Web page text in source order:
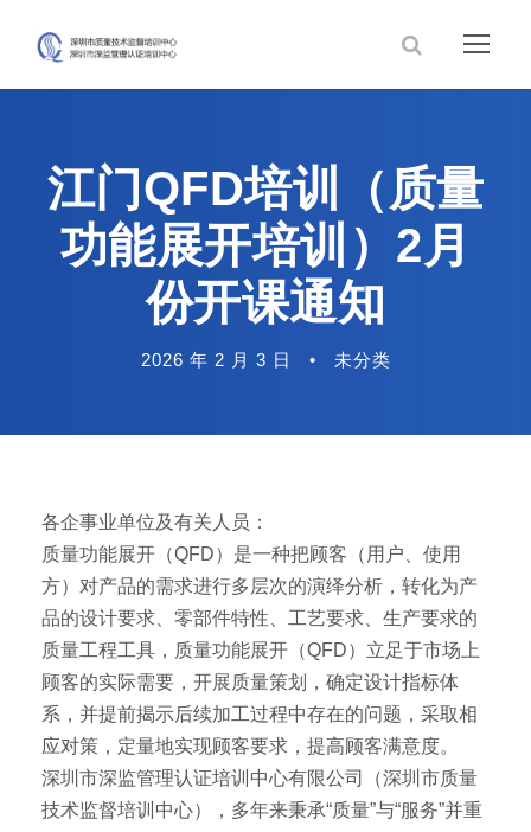
江门QFD培训（质量
功能展开培训）2月
份开课通知
2026 年 2 月 3 日 • 未分类
各企事业单位及有关人员：
质量功能展开（QFD）是一种把顾客（用户、使用
方）对产品的需求进行多层次的演绎分析，转化为产
品的设计要求、零部件特性、工艺要求、生产要求的
质量工程工具，质量功能展开（QFD）立足于市场上
顾客的实际需要，开展质量策划，确定设计指标体
系，并提前揭示后续加工过程中存在的问题，采取相
应对策，定量地实现顾客要求，提高顾客满意度。
深圳市深监管理认证培训中心有限公司（深圳市质量
技术监督培训中心），多年来秉承“质量”与“服务”并重